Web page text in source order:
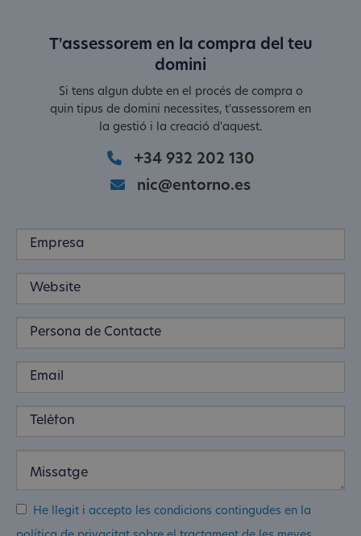
T'assessorem en la compra del teu
domini
Si tens algun dubte en el procés de compra o
quin tipus de domini necessites, t'assessorem en
la gestió i la creació d'aquest.
+34 932 202 130
nic@entorno.es
He llegit i accepto les condicions contingudes en la